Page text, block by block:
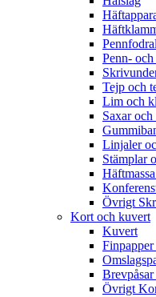
Pennfodral
Penn-
Tejp och
Lim och
Saxar
Linjaler
Stämplar
Övrigt
Kort och kuvert
Kuvert
Övrigt